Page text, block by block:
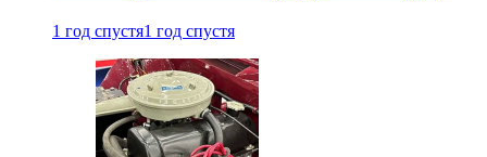
1 год спустя1 год спустя